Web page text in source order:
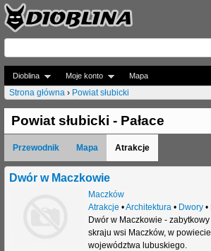
Jump to navigation
Dioblina Moje konto Mapa
J
e
s
t
Strona główna › Powiat słubicki
Powiat słubicki - Pałace
Przewodnik Mapa Atrakcje
Dwór w Maczkowie
Maczków
Atrakcje •Architektura • Dwory•
Dwór w Maczkowie -
skraju wsi Maczków, w
województwa lubuskiego.